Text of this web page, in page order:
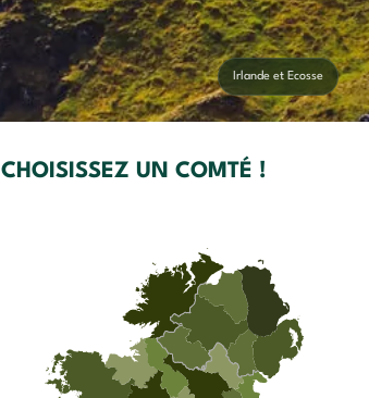
Irlande et Ecosse
CHOISISSEZ UN COMTÉ !